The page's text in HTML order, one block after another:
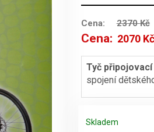
Cena: 2370Kč
Cena: Původní
cena
byla:
2370 Kč.
2070 Kč
Tyč
spojení
Skladem